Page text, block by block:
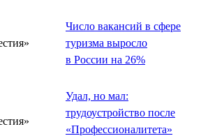
Число вакансий в сфере
туризма выросло
в России на 26%
Удал, но мал:
трудоустройство после
«Профессионалитета»